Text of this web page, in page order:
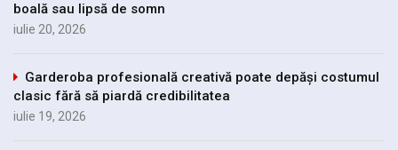
boală sau lipsă de somn
iulie 20, 2026
Garderoba profesională creativă poate depăși costumul
clasic fără să piardă credibilitatea
iulie 19, 2026